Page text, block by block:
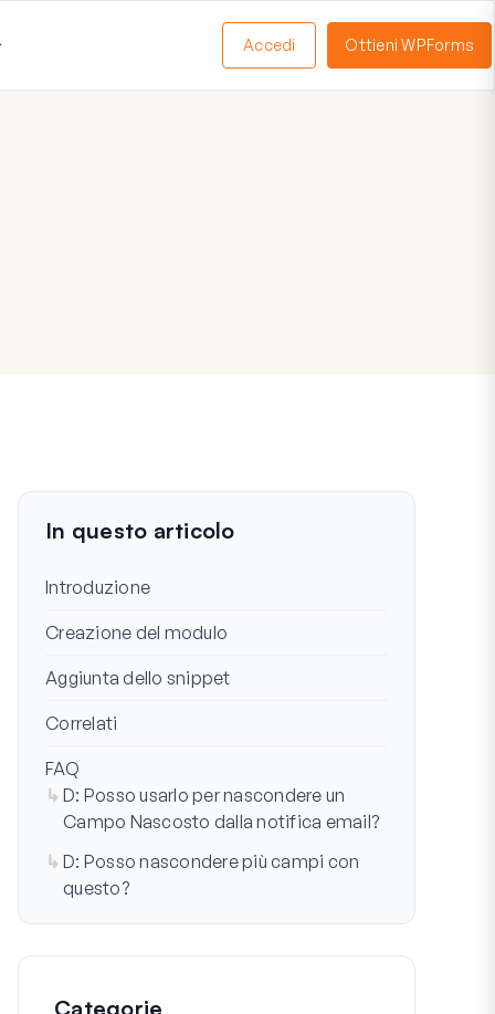
Accedi Ottieni WPForms
In questo articolo
Introduzione
Creazione del modulo
Aggiunta dello snippet
Correlati
FAQ
D: Posso usarlo per nascondere un
Campo Nascosto dalla notifica email?
D: Posso nascondere più campi con
questo?
Categorie